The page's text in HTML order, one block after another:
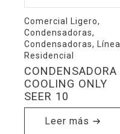
Comercial Ligero,
Condensadoras,
Condensadoras, Línea
Residencial
CONDENSADORA
COOLING ONLY
SEER 10
Leer más